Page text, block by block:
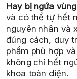
Hay bị ngứa
và có thể tự hết
nguyên nhân và
đúng cách, duy
phẩm phù hợp
không chỉ hết
khoa toàn diện.